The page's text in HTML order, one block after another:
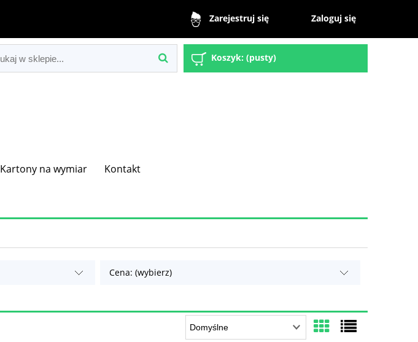
Zarejestruj się Zaloguj się
Koszyk: (pusty)
Kartony na wymiar Kontakt
Cena: (wybierz)